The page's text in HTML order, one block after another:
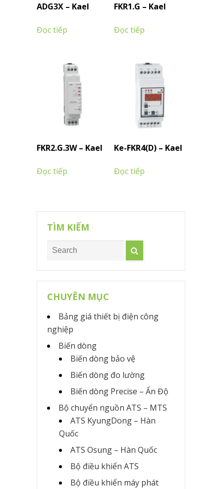
ADG3X – Kael
Đọc tiếp
FKR1.G – Kael
Đọc tiếp
FKR2.G.3W – Kael
Đọc tiếp
Ke-FKR4(D) – Kael
Đọc tiếp
TÌM KIẾM
CHUYÊN MỤC
Bảng giá thiết bị điện công
nghiệp
Biến dòng
Biến dòng bảo vệ
Biến dòng đo lường
Biến dòng Precise – Ấn Độ
Bộ chuyển nguồn ATS – MTS
ATS KyungDong – Hàn
Quốc
ATS Osung – Hàn Quốc
Bộ điều khiển ATS
Bộ điều khiển máy phát